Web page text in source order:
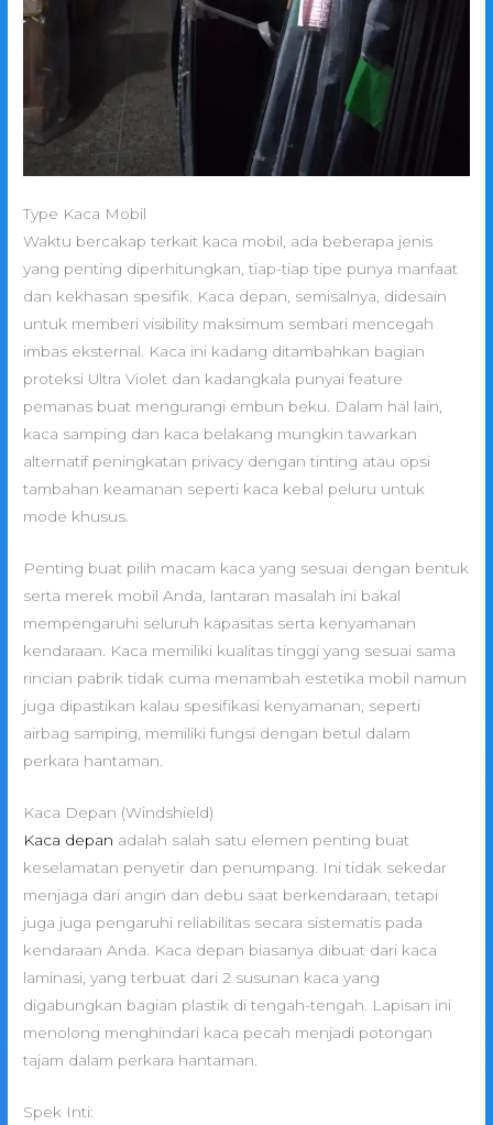
Type Kaca Mobil
Waktu bercakap terkait kaca mobil, ada beberapa jenis
yang penting diperhitungkan, tiap-tiap tipe punya manfaat
dan kekhasan spesifik. Kaca depan, semisalnya, didesain
untuk memberi visibility maksimum sembari mencegah
imbas eksternal. Kaca ini kadang ditambahkan bagian
proteksi Ultra Violet dan kadangkala punyai feature
pemanas buat mengurangi embun beku. Dalam hal lain,
kaca samping dan kaca belakang mungkin tawarkan
alternatif peningkatan privacy dengan tinting atau opsi
tambahan keamanan seperti kaca kebal peluru untuk
mode khusus.
Penting buat pilih macam kaca yang sesuai dengan bentuk
serta merek mobil Anda, lantaran masalah ini bakal
mempengaruhi seluruh kapasitas serta kenyamanan
kendaraan. Kaca memiliki kualitas tinggi yang sesuai sama
rincian pabrik tidak cuma menambah estetika mobil namun
juga dipastikan kalau spesifikasi kenyamanan, seperti
airbag samping, memiliki fungsi dengan betul dalam
perkara hantaman.
Kaca Depan (Windshield)
Kaca depan adalah salah satu elemen penting buat
keselamatan penyetir dan penumpang. Ini tidak sekedar
menjaga dari angin dan debu saat berkendaraan, tetapi
juga juga pengaruhi reliabilitas secara sistematis pada
kendaraan Anda. Kaca depan biasanya dibuat dari kaca
laminasi, yang terbuat dari 2 susunan kaca yang
digabungkan bagian plastik di tengah-tengah. Lapisan ini
menolong menghindari kaca pecah menjadi potongan
tajam dalam perkara hantaman.
Spek Inti: